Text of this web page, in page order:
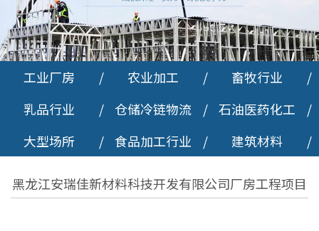
工业厂房 / 农业加工 / 畜牧行业
/
乳品行业
/ 仓储冷链物流 / 石油医药化工
/
大型场所
/ 食品加工行业 / 建筑材料 /
黑龙江安瑞佳新材料科技开发有限公司厂房工程项目